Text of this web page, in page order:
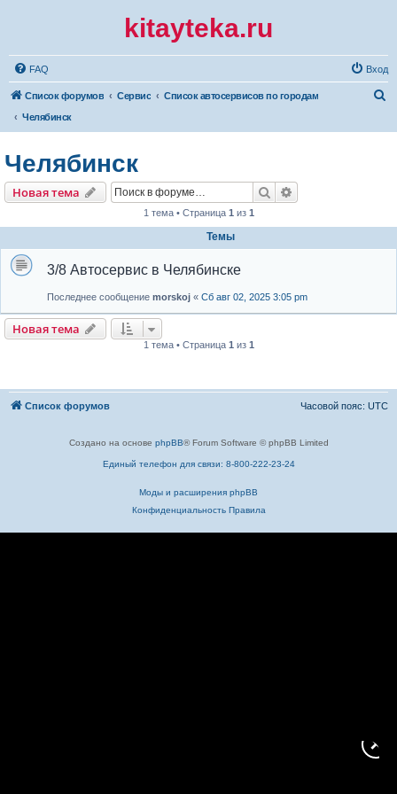
✕
kitayteka.ru
FAQ Вход
Список форумов Сервис
Список автосервисов по городам
Челябинск
Челябинск
Новая тема Поиск
1 тема • Страница 1 из 1
Темы
3/8 Автосервис в Челябинске
Последнее сообщение morskoj « Сб авг 02, 2025 3:05 pm
Новая тема
1 тема • Страница 1 из 1
Список форумов Часовой пояс: UTC
Создано на основе phpBB® Forum Software © phpBB Limited
Единый телефон для связи: 8-800-222-23-24
Моды и расширения phpBB
Конфиденциальность Правила